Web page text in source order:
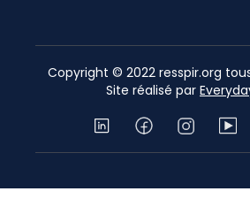
Copyright © 2022 resspir.org
Site réalisé par